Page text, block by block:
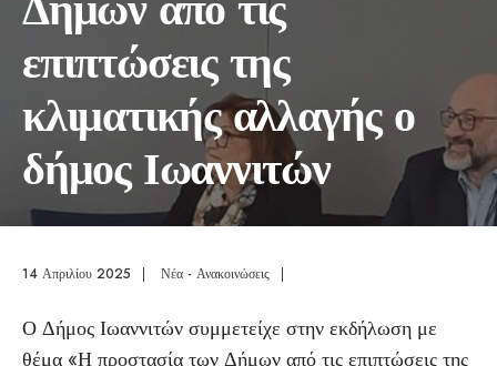
επιπτώσεις της
κλιματικής αλλαγής ο
δήμος Ιωαννιτών
14 Απριλίου 2025 | Νέα - Ανακοινώσεις |
Ο Δήμος Ιωαννιτών συμμετείχε στην εκδήλωση με
θέμα «Η προστασία των Δήμων από τις επιπτώσεις της